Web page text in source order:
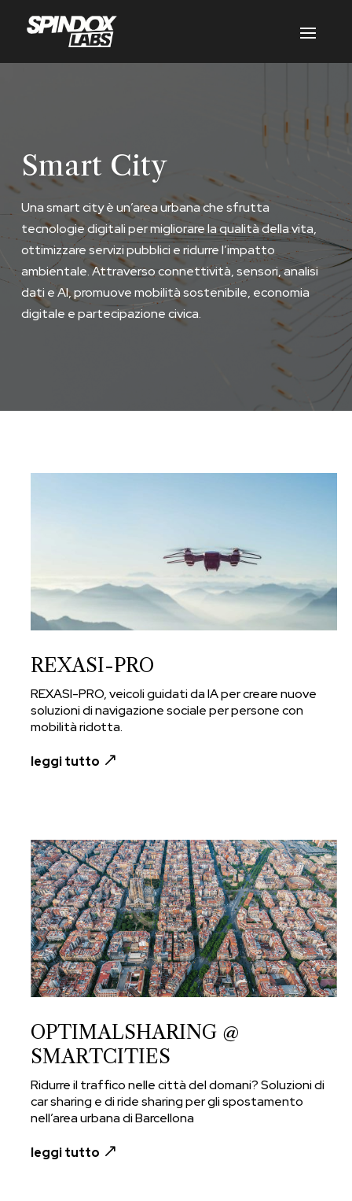
Smart City
Una smart city è un’area urbana che sfrutta
tecnologie digitali per migliorare la qualità della vita,
ottimizzare servizi pubblici e ridurre l’impatto
ambientale. Attraverso connettività, sensori, analisi
dati e AI, promuove mobilità sostenibile, economia
digitale e partecipazione civica.
REXASI-PRO
REXASI-PRO, veicoli guidati da IA per creare nuove
soluzioni di navigazione sociale per persone con
mobilità ridotta.
leggi tutto
OPTIMALSHARING @
SMARTCITIES
Ridurre il traffico nelle città del domani? Soluzioni di
car sharing e di ride sharing per gli spostamento
nell’area urbana di Barcellona
leggi tutto